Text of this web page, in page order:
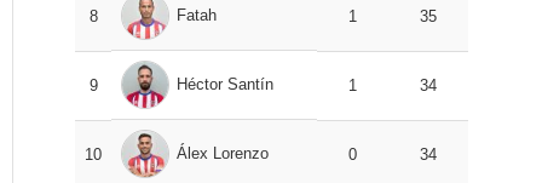
8 Fatah 1 35
9 Héctor Santín 1 34
10 Álex Lorenzo 0 34